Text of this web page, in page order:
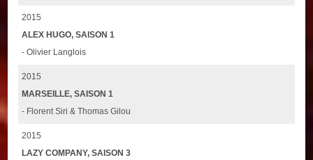
2015
ALEX HUGO, SAISON 1
- Olivier Langlois
2015
MARSEILLE, SAISON 1
- Florent Siri & Thomas Gilou
2015
LAZY COMPANY, SAISON 3